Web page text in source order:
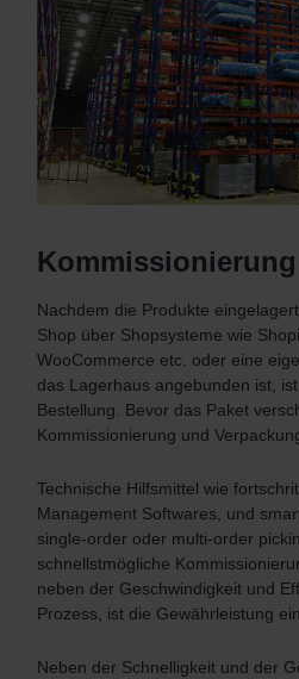
Nachdem die Produkte
Shop über Shopsysteme wie
WooCommerce etc. oder eine
das Lagerhaus angebunden ist,
Bestellung. Bevor das Paket
Kommissionierung und
Technische Hilfsmittel wie
Management Softwares, und
single-order oder multi-order
schnellstmögliche
neben der Geschwindigkeit und
Prozess, ist die Gewährleistung
Neben der Schnelligkeit und der